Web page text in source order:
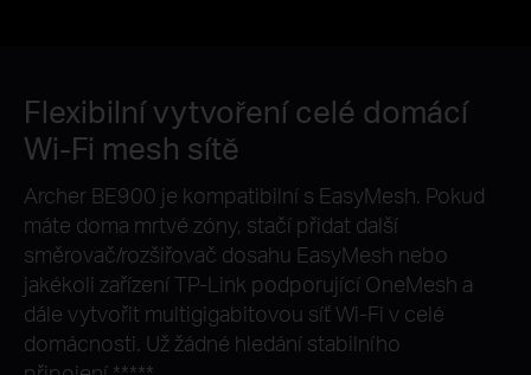
Flexibilní vytvoření celé domácí
Wi-Fi mesh sítě
Archer BE900 je kompatibilní s EasyMesh. Pokud
máte doma mrtvé zóny, stačí přidat další
směrovač/rozšiřovač dosahu EasyMesh nebo
jakékoli zařízení TP-Link podporující OneMesh a
dále vytvořit multigigabitovou síť Wi-Fi v celé
domácnosti. Už žádné hledání stabilního